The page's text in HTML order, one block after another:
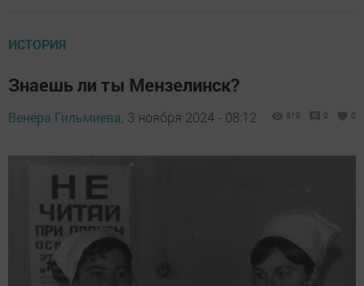
ИСТОРИЯ
Знаешь ли ты Мензелинск?
Венера Гильмиева, 3 ноября 2024 - 08:12 819 0 0